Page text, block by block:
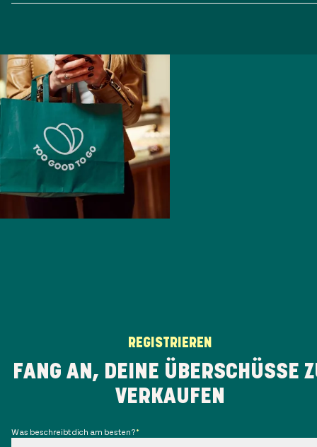
REGISTRIEREN
FANG AN, DEINE ÜBERSCHÜSSE
VERKAUFEN
Was beschreibt dich am besten?*